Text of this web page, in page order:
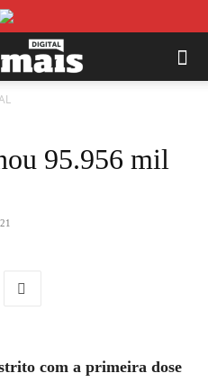
95.956 mil
com a primeira dose